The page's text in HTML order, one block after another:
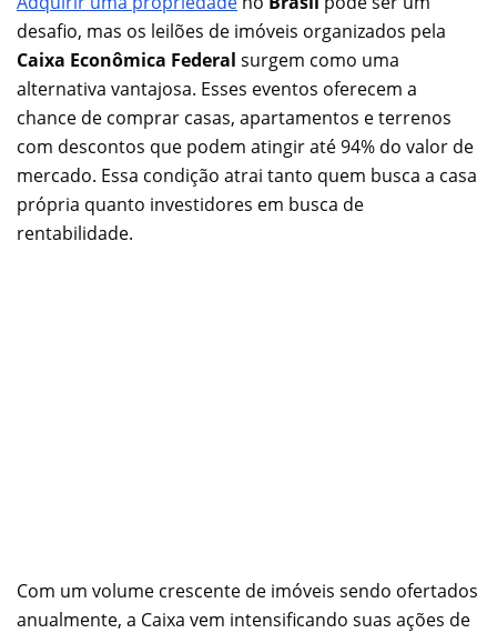
desafio, mas os leilões de imóveis organizados pela
Caixa Econômica Federal surgem como uma
alternativa vantajosa. Esses eventos oferecem a
chance de comprar casas, apartamentos e terrenos
com descontos que podem atingir até 94% do valor de
mercado. Essa condição atrai tanto quem busca a casa
própria quanto investidores em busca de
rentabilidade.
Com um volume crescente de imóveis sendo ofertados
anualmente, a Caixa vem intensificando suas ações de